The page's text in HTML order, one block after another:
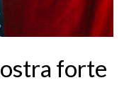
forte